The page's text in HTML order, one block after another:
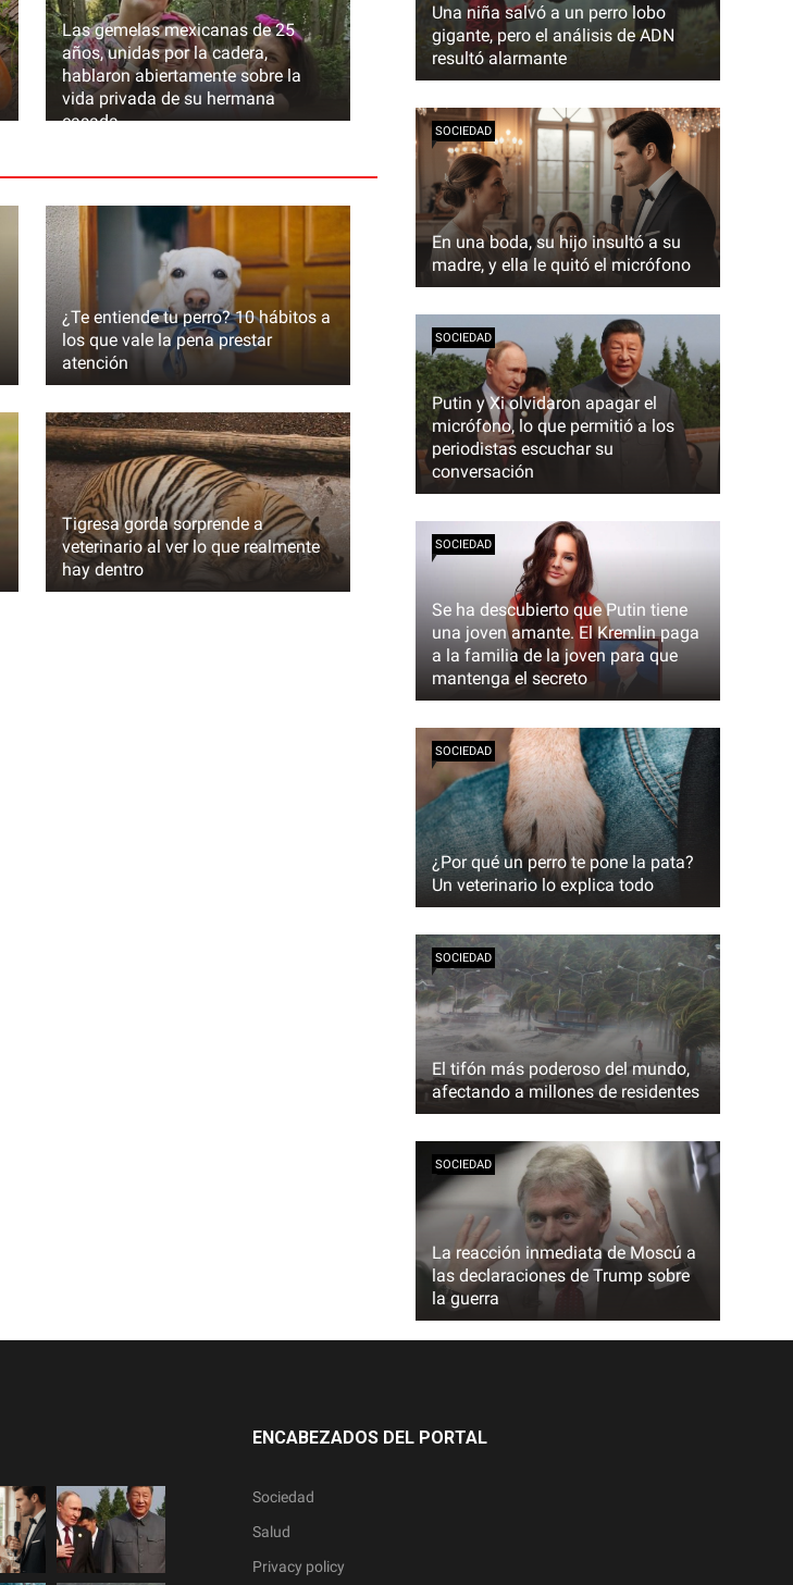
Las gemelas mexicanas de 25
años, unidas por la cadera,
hablaron abiertamente sobre la
vida privada de su hermana
casada
¿Te entiende tu perro? 10 hábitos a
los que vale la pena prestar
atención
Tigresa gorda sorprende a
veterinario al ver lo que realmente
hay dentro
Una niña salvó a un perro lobo
gigante, pero el análisis de ADN
resultó alarmante
En una boda, su hijo insultó a su
madre, y ella le quitó el micrófono
SOCIEDAD
Putin y Xi olvidaron apagar el
micrófono, lo que permitió a los
periodistas escuchar su
conversación
SOCIEDAD
Se ha descubierto que Putin tiene
una joven amante. El Kremlin paga
a la familia de la joven para que
mantenga el secreto
SOCIEDAD
¿Por qué un perro te pone la pata?
Un veterinario lo explica todo
SOCIEDAD
El tifón más poderoso del mundo,
afectando a millones de residentes
SOCIEDAD
La reacción inmediata de Moscú a
las declaraciones de Trump sobre
la guerra
SOCIEDAD
ENCABEZADOS DEL PORTAL
Sociedad
Salud
Privacy policy